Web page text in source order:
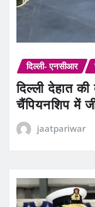
दिल्ली- एनसीआर
दिल्ली देहात की
चैंपियनशिप में
jaatpariwar